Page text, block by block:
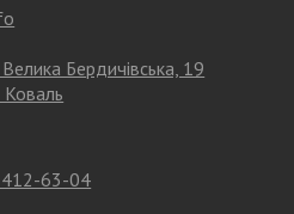
Бердичівська, 19
412-63-04